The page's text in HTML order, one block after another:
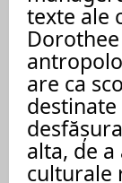
texte ale
are ca
alta, de
culturale